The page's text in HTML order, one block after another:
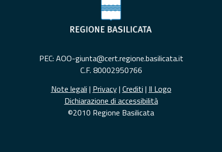
PEC: AOO-giunta@cert.regione.basilicata.it
C.F. 80002950766
Note legali | Privacy| Crediti | Il Logo
Dichiarazione di accessibilità
©2010 Regione Basilicata